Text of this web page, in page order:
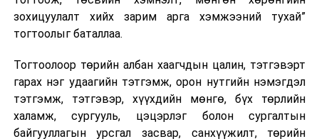
боловсруулалтын
явцын талаар
6
Эдийн
засгийн
байнгын
хороо
Уул уурхайн
бүтээгдэхүүний
биржийн тухай
хуулийн төсөл
14.00
хувь Францын зах зээлээс бүрддэг бөгөөд тус улсын
40–50 мянган ажлын байр эрсдэлд орж болзошгүйг
зохицуулалт хийх зарим арга хэмжээний тухай”
тогтоолыг баталлаа.
Тогтоолоор төрийн албан хаагчдын цалин, тэтгэвэрт
гарах нэг удаагийн тэтгэмж, орон нутгийн нэмэгдэл
тэтгэмж, тэтгэвэр, хүүхдийн мөнгө, бүх төрлийн
халамж, сургууль, цэцэрлэг болон сургалтын
байгууллагын урсгал засвар, санхүүжилт, төрийн